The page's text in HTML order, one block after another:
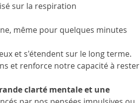
sur la respiration
même pour quelques minutes
et s'étendent sur le long terme.
et renforce notre capacité à rester
clarté mentale et une